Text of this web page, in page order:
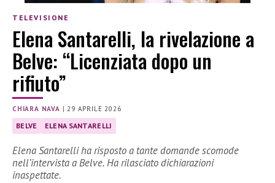
TELEVISIONE
Elena Santarelli, la rivelazione a
Belve: “Licenziata dopo un
rifiuto”
CHIARA NAVA |29 APRILE 2026
BELVE ELENA SANTARELLI
Elena Santarelli ha risposto a tante domande scomode
nell’intervista a Belve. Ha rilasciato dichiarazioni
inaspettate.